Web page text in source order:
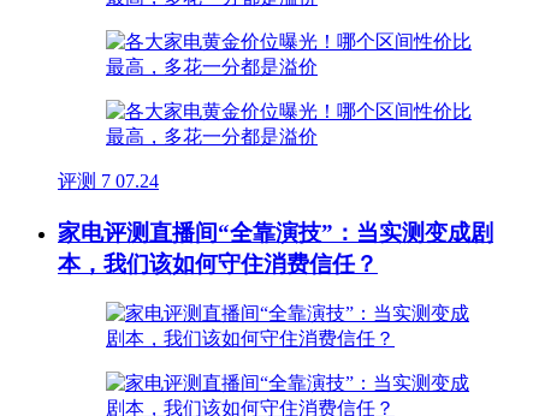
评测 7 07.24
家电评测直播间“全靠演技”：当实测变成剧
本，我们该如何守住消费信任？